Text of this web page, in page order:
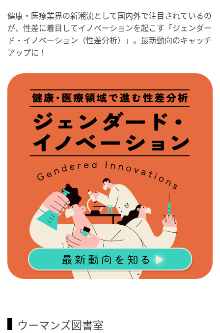
健康・医療業界の新潮流として国内外で注目されているの
が、性差に着目してイノベーションを起こす「ジェンダー
ド・イノベーション（性差分析）」。最新動向のキャッチ
アップに！
ウーマンズ図書室